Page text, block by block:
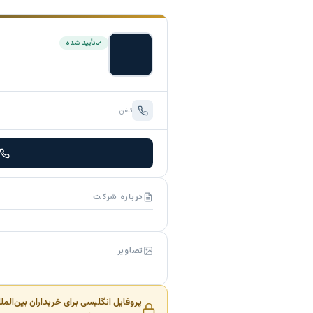
تأیید شده
تلفن
درباره شرکت
تصاویر
پروفایل انگلیسی برای خریداران